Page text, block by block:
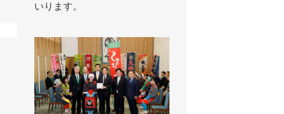
いります。